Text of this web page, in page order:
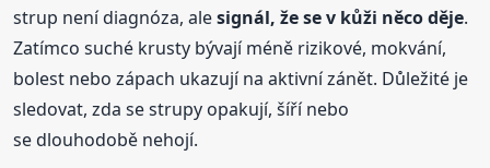
strup není diagnóza, alesignál, že se v kůži něco děje.
Zatímco suché krusty bývají méně rizikové, mokvání,
bolest nebo zápach ukazují na aktivní zánět. Důležité je
sledovat, zda se strupy opakují, šíří nebo
se dlouhodobě nehojí.